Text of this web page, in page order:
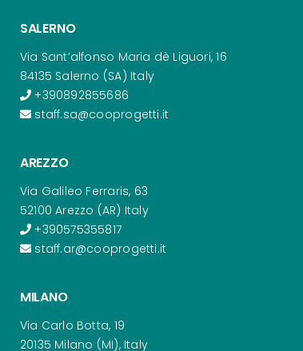
SALERNO
Via Sant’alfonso Maria dè Liguori, 16
84135 Salerno (SA) Italy
+390892855686
staff.sa@cooprogetti.it
AREZZO
Via Galileo Ferraris, 63
52100 Arezzo (AR) Italy
+390575355817
staff.ar@cooprogetti.it
MILANO
Via Carlo Botta, 19
20135 Milano (MI), Italy